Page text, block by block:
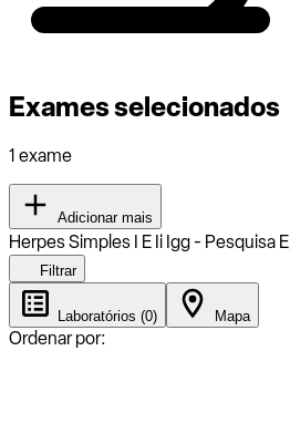
Exames selecionados
1 exame
Adicionar mais
Herpes Simples I E Ii Igg - Pesquisa
Filtrar
Laboratórios (0) Mapa
Ordenar por: